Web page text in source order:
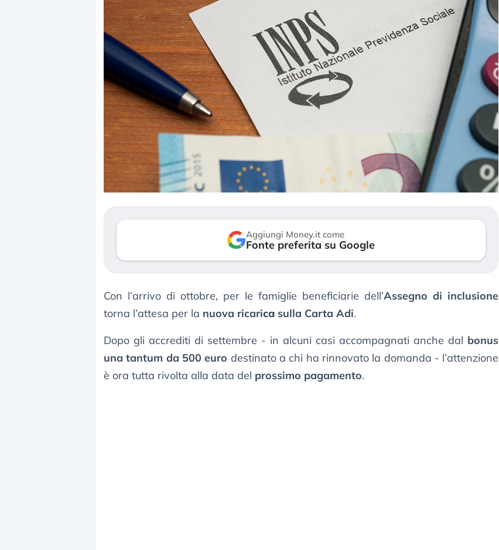
Aggiungi Money.it come
Fonte preferita su Google
Con l’arrivo di ottobre, per le famiglie beneficiarie dell’Assegno di inclusione
torna l’attesa per la nuova ricarica sulla Carta Adi.
Dopo gli accrediti di settembre - in alcuni casi accompagnati anche dal bonus
una tantum da 500 euro destinato a chi ha rinnovato la domanda - l’attenzione
è ora tutta rivolta alla data del prossimo pagamento.
Dalle valutazioni estreme alla
correzione. Cosa sta guidando il
repricing degli asset?
3 agosto 2026
«La mia vita è rovinata». Investitori
in preda al panico dopo lo scoppio
della bolla AI
Kospi, mentre gli investitori retail (…)
30 luglio 2026